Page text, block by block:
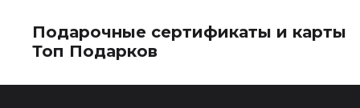
Подарочные сертификаты и карты
Топ Подарков